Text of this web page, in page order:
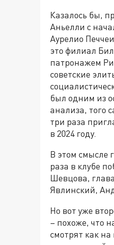
Казалось бы,
Аньелли с
Аурелио
это филиал
патронажем
советские
был одним из
анализа, того
три раза
в 2024 году.
В этом смысле
раза в клубе
Шевцова,
Явлинский,
Но вот уже
– похоже, что
смотрят как